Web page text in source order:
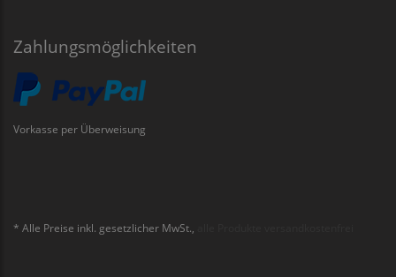
Zahlungsmöglichkeiten
Vorkasse per Überweisung
* Alle Preise inkl. gesetzlicher MwSt.,